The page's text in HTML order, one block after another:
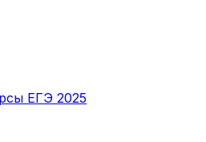
ЕГЭ 2025